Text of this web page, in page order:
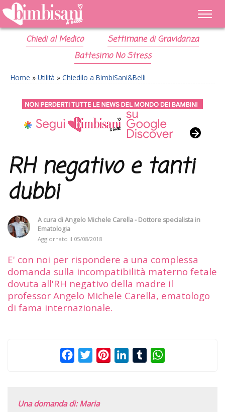
Chiedi al Medico
Settimane di Gravidanza
Battesimo No Stress
Home » Utilità » Chiedilo a BimbiSani&Belli
RH negativo e tanti
dubbi
A cura diAngelo Michele Carella - Dottore specialista in
Ematologia
Aggiornato il 05/08/2018
E' con noi per rispondere a una complessa
domanda sulla incompatibilità materno fetale
dovuta all'RH negativo della madre il
professor Angelo Michele Carella, ematologo
di fama internazionale.
FacebookTwitterPinterestLinkedInTumblr
Una domanda di: Maria